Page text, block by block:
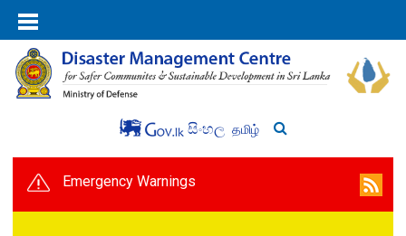
සිංහල தமிழ்
Emergency Warnings